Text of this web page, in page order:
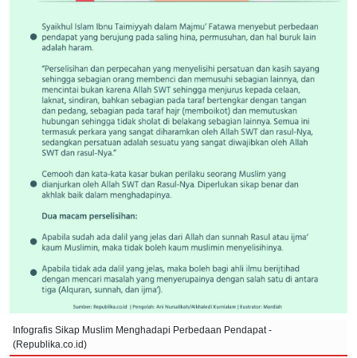
Infografis Sikap Muslim Menghadapi Perbedaan Pendapat -
(Republika.co.id)